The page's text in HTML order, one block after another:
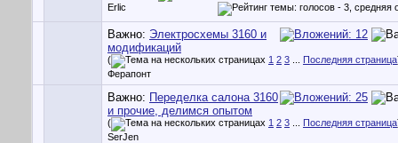
Erlic
Важно: Электросхемы 3160 и
модификаций
( 1 2 3 Последняя страница
Ферапонт
Важно: Переделка салона 3160
и прочие, делимся опытом
( 1 2 3 Последняя страница
SerJen